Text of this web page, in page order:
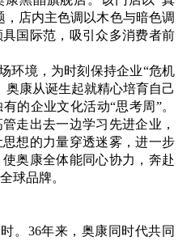
，店内主色调以木色与暗色调
国际范，吸引众多消费者前
环境，为时刻保持企业“危机
奥康从诞生起就精心培育自己
的企业文化活动“思考周”。
走出去一边学习先进企业，
想的力量穿透迷雾，进一步
奥康全体能同心协力，奔赴
球品牌。
。36年来，奥康同时代共同